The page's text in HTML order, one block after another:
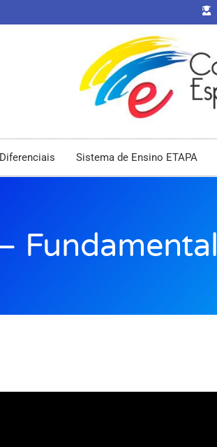
Diferenciais Sistema de Ensino ETAPA
Fundamental